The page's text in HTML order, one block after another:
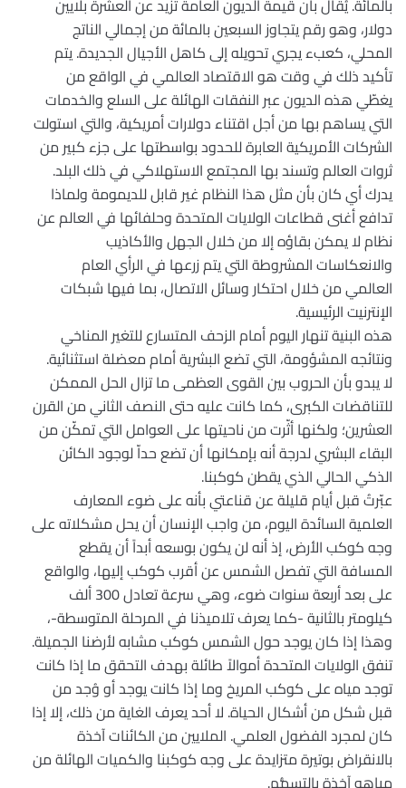
بالمائة. يُقال بأن قيمة الديون العامة تزيد عن العشرة بلايين
دولار، وهو رقم يتجاوز السبعين بالمائة من إجمالي الناتج
المحلي، كعبء يجري تحويله إلى كاهل الأجيال الجديدة. يتم
تأكيد ذلك في وقت هو الاقتصاد العالمي في الواقع من
يغطّي هذه الديون عبر النفقات الهائلة على السلع والخدمات
التي يساهم بها من أجل اقتناء دولارات أمريكية، والتي استولت
الشركات الأمريكية العابرة للحدود بواسطتها على جزء كبير من
ثروات العالم وتسند بها المجتمع الاستهلاكي في ذلك البلد.
يدرك أي كان بأن مثل هذا النظام غير قابل للديمومة ولماذا
تدافع أغنى قطاعات الولايات المتحدة وحلفائها في العالم عن
نظام لا يمكن بقاؤه إلا من خلال الجهل والأكاذيب
والانعكاسات المشروطة التي يتم زرعها في الرأي العام
العالمي من خلال احتكار وسائل الاتصال، بما فيها شبكات
الإنترنيت الرئيسية.
هذه البنية تنهار اليوم أمام الزحف المتسارع للتغير المناخي
ونتائجه المشؤومة، التي تضع البشرية أمام معضلة استثنائية.
لا يبدو بأن الحروب بين القوى العظمى ما تزال الحل الممكن
للتناقضات الكبرى، كما كانت عليه حتى النصف الثاني من القرن
العشرين؛ ولكنها أثّرت من ناحيتها على العوامل التي تمكّن من
البقاء البشري لدرجة أنه بإمكانها أن تضع حداّ لوجود الكائن
الذكي الحالي الذي يقطن كوكبنا.
عبّرتُ قبل أيام قليلة عن قناعتي بأنه على ضوء المعارف
العلمية السائدة اليوم، من واجب الإنسان أن يحل مشكلاته على
وجه كوكب الأرض، إذ أنه لن يكون بوسعه أبداً أن يقطع
المسافة التي تفصل الشمس عن أقرب كوكب إليها، والواقع
على بعد أربعة سنوات ضوء، وهي سرعة تعادل 300 ألف
كيلومتر بالثانية -كما يعرف تلاميذنا في المرحلة المتوسطة-،
وهذا إذا كان يوجد حول الشمس كوكب مشابه لأرضنا الجميلة.
تنفق الولايات المتحدة أموالاً طائلة بهدف التحقق ما إذا كانت
توجد مياه على كوكب المريخ وما إذا كانت يوجد أو وُجد من
قبل شكل من أشكال الحياة. لا أحد يعرف الغاية من ذلك، إلا إذا
كان لمجرد الفضول العلمي. الملايين من الكائنات آخذة
بالانقراض بوتيرة متزايدة على وجه كوكبنا والكميات الهائلة من